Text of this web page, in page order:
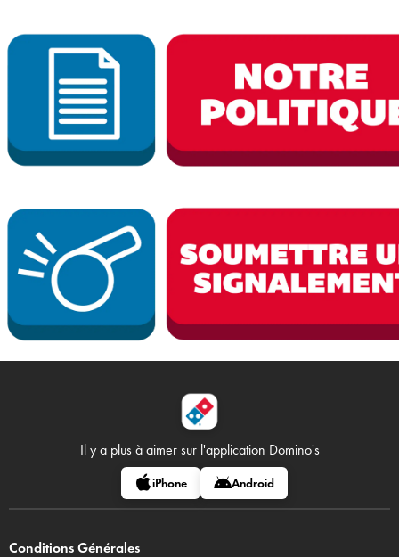
Il y a plus à aimer sur l'application Domino's
iPhone Android
Conditions Générales